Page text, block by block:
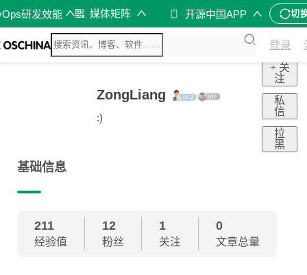
研发效能 媒体矩阵 开源中国APP 切
登录
ZongLiang
:)
+ 关
注
私
信
拉
黑
基础信息
211
经验值
12
粉丝
1
关注
0
文章总量